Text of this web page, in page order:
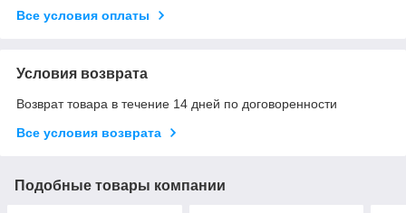
Все условия оплаты
Условия возврата
Возврат товара в течение 14 дней по договоренности
Все условия возврата
Подобные товары компании